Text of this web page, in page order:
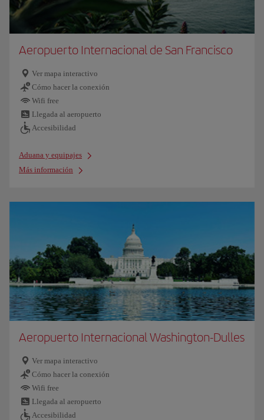
Aeropuerto Internacional de San Francisco
Ver mapa interactivo
Cómo hacer la conexión
Wifi free
Llegada al aeropuerto
Accesibilidad
Aduana y equipajes
Más información
Aeropuerto Internacional Washington-Dulles
Ver mapa interactivo
Cómo hacer la conexión
Wifi free
Llegada al aeropuerto
Accesibilidad